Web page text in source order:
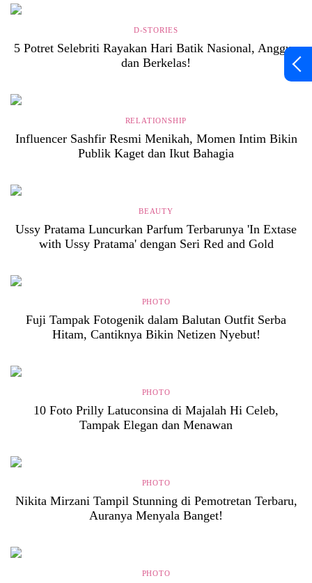
D-STORIES
5 Potret Selebriti Rayakan Hari Batik Nasional, Anggun
dan Berkelas!
RELATIONSHIP
Influencer Sashfir Resmi Menikah, Momen Intim Bikin
Publik Kaget dan Ikut Bahagia
BEAUTY
Ussy Pratama Luncurkan Parfum Terbarunya 'In Extase
with Ussy Pratama' dengan Seri Red and Gold
PHOTO
Fuji Tampak Fotogenik dalam Balutan Outfit Serba
Hitam, Cantiknya Bikin Netizen Nyebut!
PHOTO
10 Foto Prilly Latuconsina di Majalah Hi Celeb,
Tampak Elegan dan Menawan
PHOTO
Nikita Mirzani Tampil Stunning di Pemotretan Terbaru,
Auranya Menyala Banget!
PHOTO